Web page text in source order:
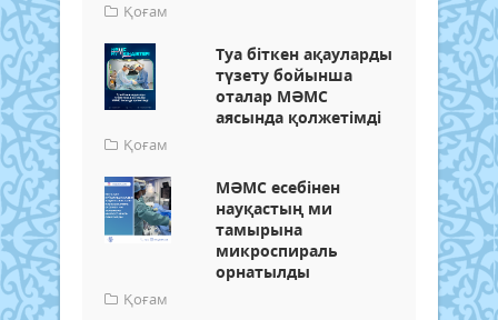
Қоғам
Туа біткен ақауларды
түзету бойынша
оталар МӘМС
аясында қолжетімді
Қоғам
МӘМС есебінен
науқастың ми
тамырына
микроспираль
орнатылды
Қоғам